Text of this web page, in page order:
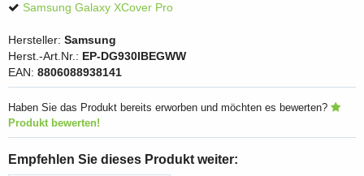
Samsung Galaxy XCover Pro
Hersteller: Samsung
Herst.-Art.Nr.: EP-DG930IBEGWW
EAN: 8806088938141
Haben Sie das Produkt bereits erworben und möchten es bewerten?
Produkt bewerten!
Empfehlen Sie dieses Produkt weiter: